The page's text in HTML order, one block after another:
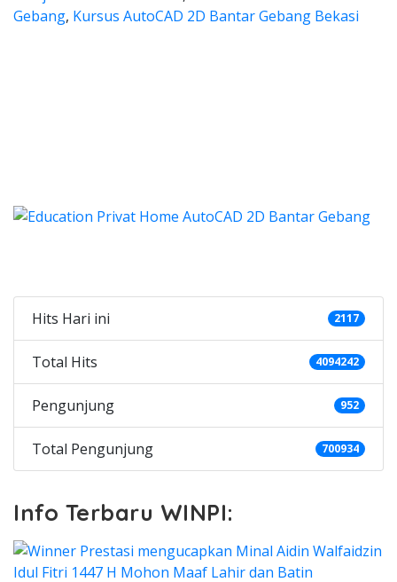
Gebang, Kursus AutoCAD 2D Bantar Gebang Bekasi
Hits Hari ini 2117
Total Hits 4094242
Pengunjung 952
Total Pengunjung 700934
Info Terbaru WINPI: